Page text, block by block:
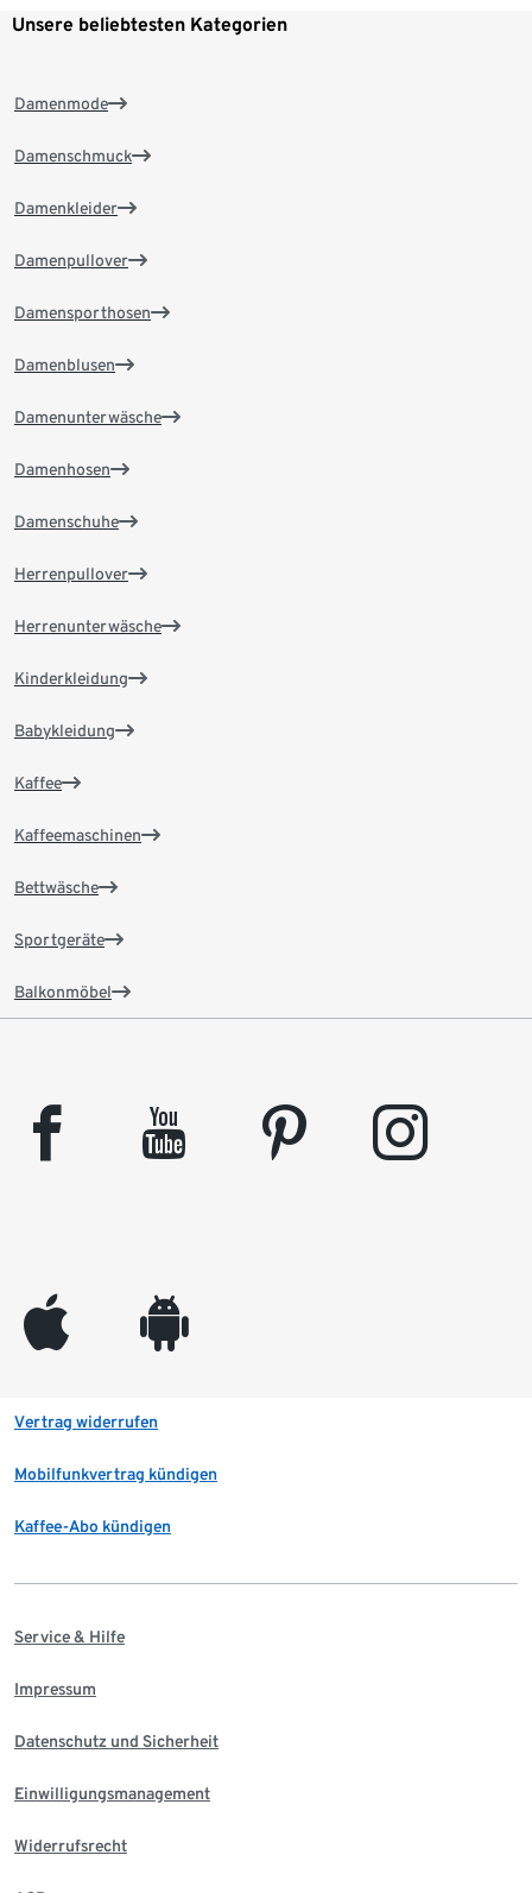
Unsere beliebtesten Kategorien
Damenmode
Damenschmuck
Damenkleider
Damenpullover
Damensporthosen
Damenblusen
Damenunterwäsche
Damenhosen
Damenschuhe
Herrenpullover
Herrenunterwäsche
Kinderkleidung
Babykleidung
Kaffee
Kaffeemaschinen
Bettwäsche
Sportgeräte
Balkonmöbel
facebook youtube pinterest instagram
appleinc android
Vertrag widerrufen
Mobilfunkvertrag kündigen
Kaffee-Abo kündigen
Service & Hilfe
Impressum
Datenschutz und Sicherheit
Einwilligungsmanagement
Widerrufsrecht